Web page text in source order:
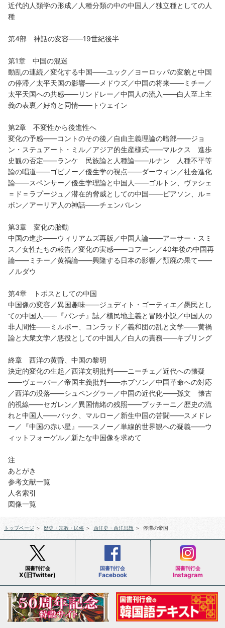
近代的人類学の形成／人種分類の中の中国人／独立種としての人
種
第4部 神話の変容――19世紀後半
第1章 中国の混迷
動乱の連続／変化する中国――ユック／ヨーロッパの変貌と中国
の停滞／太平天国の影響――メドウズ／中国の将来――ミチー／
太平天国への共感――リンドレー／中国人の流入――白人至上主
義の表裏／好奇と同情――トウェイン
第2章 不変性から後進性へ
変化の予感――コントのその後／自由主義理論の暗部――ジョ
ン・ステュアート・ミル／アジア的生産様式――マルクス 進歩
史観の否定――ランケ 民族論と人種論――ルナン 人種不平等
論の唱道――ゴビノー／優生学の視点――ダーウィン／社会進化
論――スペンサー／優生学理論と中国人――ゴルトン、ヴァシェ
＝ド＝ラプージュ／潜在的脅威としての中国――ピアソン、ル＝
ボン／アーリア人の神話――チェンバレン
第3章 変化の胎動
中国の進歩――ウィリアムズ再版／中国人論――アーサー・スミ
ス／女性たちの報告／変化の実感――コフーン／40年後の中国再
論――ミチー／黄禍論――興隆する日本の影響／頽廃の果て――
ノルダウ
第4章 トポスとしての中国
中国像の変容／異国趣味――ジュディト・ゴーティエ／愚民とし
ての中国人――『パンチ』誌／植民地主義と冒険小説／中国人の
非人間性――ミルボー、コンラッド／義和団の乱と文学――黄禍
論と大衆文学／悪役としての中国人／白人の責務――キプリング
終章 西洋の黄昏、中国の黎明
決定的変化の生起／西洋文明批判――ニーチェ／近代への懐疑
――ヴェーバー／帝国主義批判――ホブソン／中国革命への対応
／西洋の没落――シュペングラー／中国の近代化――孫文 懐古
的視線――セガレン／異国情緒の残照――プッチーニ／歴史の流
れと中国人――バック、マルロー／新生中国の苦闘――スメドレ
ー／『中国の赤い星』――スノー／単線的世界観への疑義――ウ
ィットフォーゲル／新たな中国像を求めて
注
あとがき
参考文献一覧
人名索引
図像一覧
トップページ ＞ 歴史・宗教・民俗 ＞ 西洋史・西洋思想 ＞ 停滞の帝国
国書刊行会
X(旧Twitter)
国書刊行会
Facebook
国書刊行会
Instagram